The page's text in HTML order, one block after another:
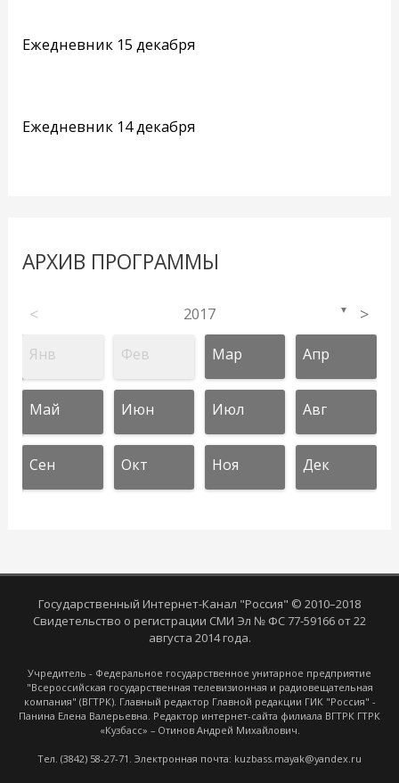
Ежедневник 15 декабря
Ежедневник 14 декабря
АРХИВ ПРОГРАММЫ
< 2017 ▼ >
Янв Фев Мар Апр
Май Июн Июл Авг
Сен Окт Ноя Дек
Государственный Интернет-Канал "Россия" © 2010–2018
Свидетельство о регистрации СМИ Эл № ФС 77-59166 от 22
августа 2014 года.
Учредитель - Федеральное государственное унитарное предприятие
"Всероссийская государственная телевизионная и радиовещательная
компания" (ВГТРК). Главный редактор Главной редакции ГИК "Россия" -
Панина Елена Валерьевна. Редактор интернет-сайта филиала ВГТРК ГТРК
«Кузбасс» – Отинов Андрей Михайлович.
Тел. (3842) 58-27-71. Электронная почта: kuzbass.mayak@yandex.ru